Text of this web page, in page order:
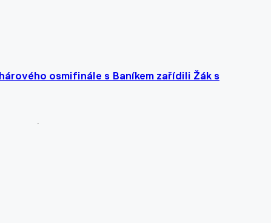
osmifinále s Baníkem zařídili Žák s